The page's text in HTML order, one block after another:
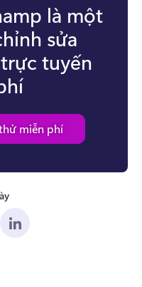
là một
sửa
tuyến
miễn phí